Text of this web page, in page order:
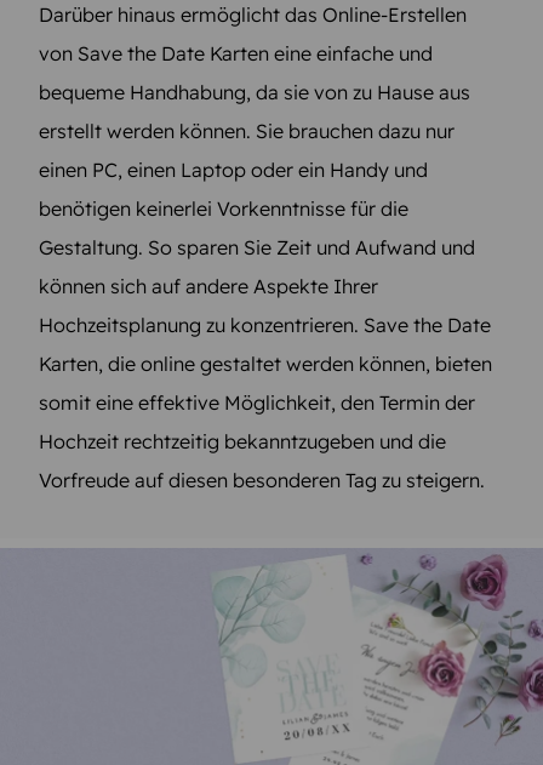
Darüber hinaus ermöglicht das Online-Erstellen
von Save the Date Karten eine einfache und
bequeme Handhabung, da sie von zu Hause aus
erstellt werden können. Sie brauchen dazu nur
einen PC, einen Laptop oder ein Handy und
benötigen keinerlei Vorkenntnisse für die
Gestaltung. So sparen Sie Zeit und Aufwand und
können sich auf andere Aspekte Ihrer
Hochzeitsplanung zu konzentrieren. Save the Date
Karten, die online gestaltet werden können, bieten
somit eine effektive Möglichkeit, den Termin der
Hochzeit rechtzeitig bekanntzugeben und die
Vorfreude auf diesen besonderen Tag zu steigern.